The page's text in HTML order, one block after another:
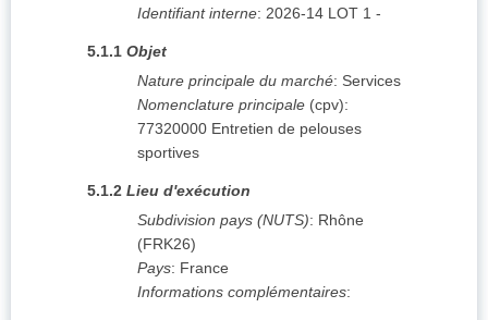
Identifiant interne: 2026-14 LOT 1 -
5.1.1 Objet
Nature principale du marché: Services
Nomenclature principale (cpv):
77320000 Entretien de pelouses
sportives
5.1.2 Lieu d'exécution
Subdivision pays (NUTS): Rhône
(FRK26)
Pays: France
Informations complémentaires: